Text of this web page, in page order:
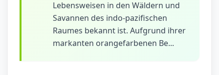
Lebensweisen in den Wäldern und
Savannen des indo-pazifischen
Raumes bekannt ist. Aufgrund ihrer
markanten orangefarbenen Be...